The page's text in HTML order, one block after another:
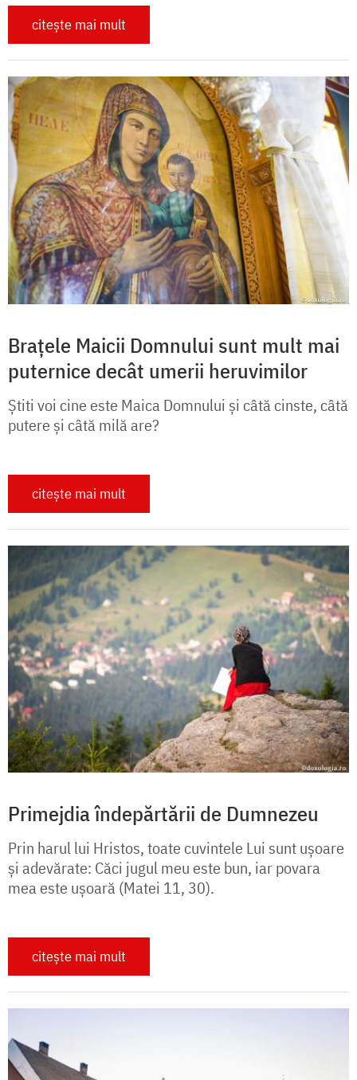
citește mai mult
Brațele Maicii Domnului sunt mult mai
puternice decât umerii heruvimilor
Știti voi cine este Maica Domnului și câtă cinste, câtă
putere și câtă milă are?
citește mai mult
Primejdia îndepărtării de Dumnezeu
Prin harul lui Hristos, toate cuvintele Lui sunt ușoare
și adevărate: Căci jugul meu este bun, iar povara
mea este ușoară (Matei 11, 30).
citește mai mult